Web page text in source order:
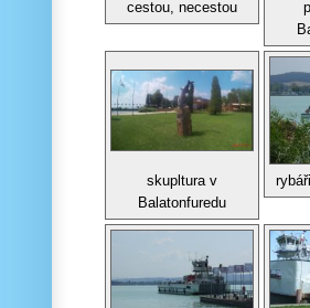
cestou, necestou
skupltura v
Balatonfuredu